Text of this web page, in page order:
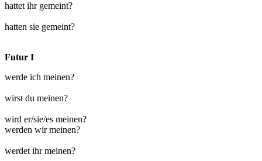
hattet ihr gemeint?
hatten sie gemeint?
Futur I
werde ich meinen?
wirst du meinen?
wird er/sie/es meinen?
werden wir meinen?
werdet ihr meinen?